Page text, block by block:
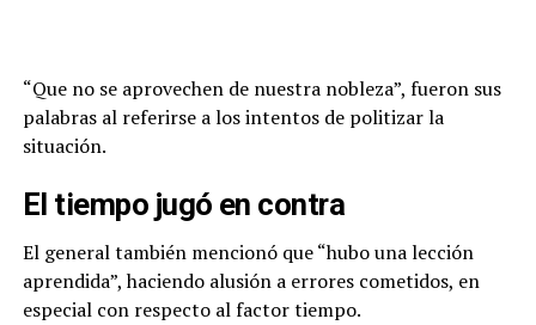
“Que no se aprovechen de nuestra nobleza”, fueron sus
palabras al referirse a los intentos de politizar la
situación.
El tiempo jugó en contra
El general también mencionó que “hubo una lección
aprendida”, haciendo alusión a errores cometidos, en
especial con respecto al factor tiempo.